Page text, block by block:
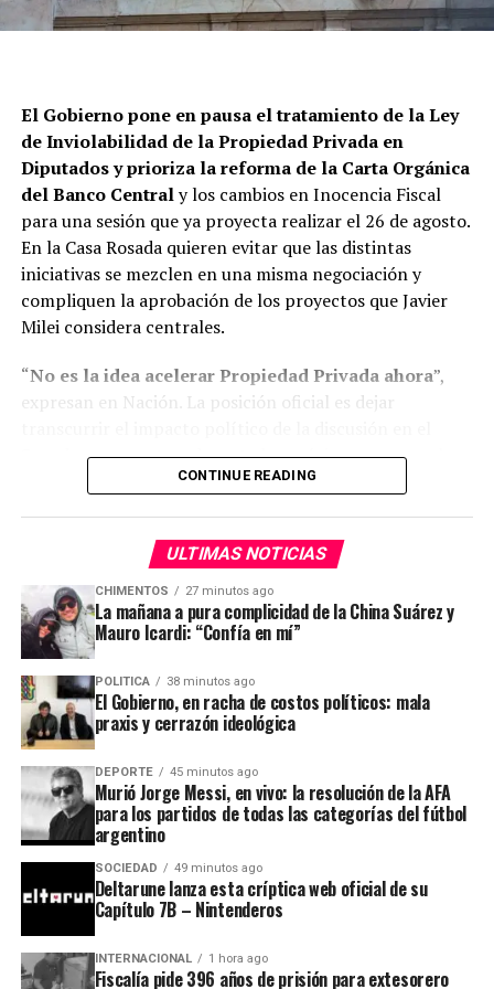
En la misma línea, fue alimentada la idea según la cual
el efecto Mundial también complicó los planes del
Inglaterra y la bandera por Malvinas-giró fuertemente
y profundizó el rechazo al capítulo que buscaba
modificar la ley de tierras. Eso -es decir, la afirmación
del concepto de“extranjerización”– fue considerado
elemento central del cálculo político de senadores
dialoguistas. Los“tibios”en versión deJoaquín
Benegas Lynch, que agravó el enojo ya extendido en
espacios de buen trato con LLA.
ADVERTISEMENT
había comenzado mucho antes. En mayo,fue dado de
casi todos los gobernadores aliados a la Casa Rosada y la
buena predisposiciónque encontraron. “Hubo mucho
diálogo, algunos hablaron con Claudio Vidal (Santa
Cruz), otros con Figueroa (Neuquén), Hugo Passalacqua
(Misiones), Sáenz (Salta) o Pullaro (Santa Fe), tuvimos
distintos resultados, pero este temanos permitió
recuperar cierto nivel de diálogo
Infobae.
Y agregó: “La principal señal es que estaban todos
los teléfonos abiertos, nadie se cerraba al diálogo
Desde el peronismo consideran que el fracaso oficialista
de la Ley de Tierras dejó en evidencia un
de los mandatarios provincialesy ciertohartazgo
con los modos de la Casa Rosada.
El Gobiernopone en pausa el tratamiento de la Ley
de Inviolabilidad de laPropiedad Privadaen
Diputados y prioriza la reforma de la Carta Orgánica
del Banco Centraly los cambios en Inocencia Fiscal
para una sesión que ya proyecta realizar el 26 de agosto.
En la Casa Rosada quieren evitar que las distintas
iniciativas se mezclen en una misma negociación y
compliquen la aprobación de los proyectos que Javier
Milei considera centrales.
“No es la idea acelerar Propiedad Privada ahora”,
expresan en Nación. La posición oficial es dejar
Senado y concentrar durante las próximas semanas los
contactos con los bloques dialoguistas en los dos
CONTINUE READING
ULTIMAS NOTICIAS
CHIMENTOS 27 minutos ago
La mañana a pura complicidad de la China Suárez y
Mauro Icardi: “Confía en mí”
POLITICA 38 minutos ago
El Gobierno, en racha de costos políticos: mala
praxis y cerrazón ideológica
DEPORTE 45 minutos ago
Murió Jorge Messi, en vivo: la resolución de la AFA
para los partidos de todas las categorías del fútbol
argentino
SOCIEDAD 49 minutos ago
Deltarune lanza esta críptica web oficial de su
Capítulo 7B – Nintenderos
INTERNACIONAL 1 hora ago
Fiscalía pide 396 años de prisión para extesorero